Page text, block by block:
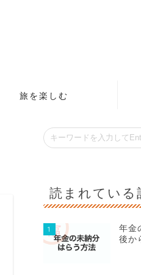
旅を楽しむ
読まれている
1
年金
後か